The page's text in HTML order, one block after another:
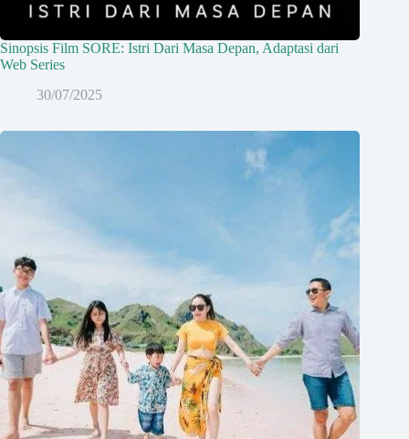
Sinopsis Film SORE: Istri Dari Masa Depan, Adaptasi dari
Web Series
30/07/2025